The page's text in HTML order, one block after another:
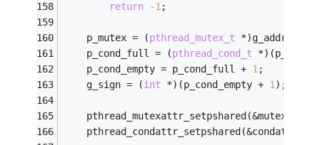
return
-1;
	p_mutex = (
pthread_mutex_t *)g_addr;
	p_cond_full = (
pthread_cond_t
	p_cond_empty = p_cond_full +
1;
	g_sign = (
int *)(p_cond_empty + 1);
pthread_condattr_setpshared(&condattr,